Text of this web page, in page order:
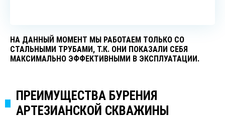
НА ДАННЫЙ МОМЕНТ МЫ РАБОТАЕМ ТОЛЬКО СО
СТАЛЬНЫМИ ТРУБАМИ, Т.К. ОНИ ПОКАЗАЛИ СЕБЯ
МАКСИМАЛЬНО ЭФФЕКТИВНЫМИ В ЭКСПЛУАТАЦИИ.
ПРЕИМУЩЕСТВА БУРЕНИЯ
АРТЕЗИАНСКОЙ СКВАЖИНЫ